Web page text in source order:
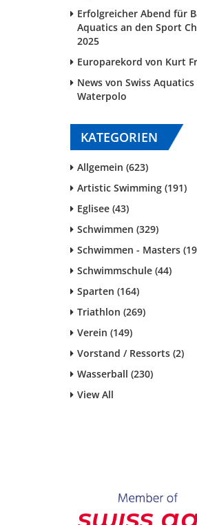
Erfolgreicher Abend für
Aquatics an den Sport
2025
Europarekord von Kurt
News von Swiss Aquatics
Waterpolo
KATEGORIEN
Allgemein (623)
Artistic Swimming (191)
Eglisee (43)
Schwimmen (329)
Schwimmen - Masters
Schwimmschule (44)
Sparten (164)
Triathlon (269)
Verein (149)
Vorstand / Ressorts (2)
Wasserball (230)
View All